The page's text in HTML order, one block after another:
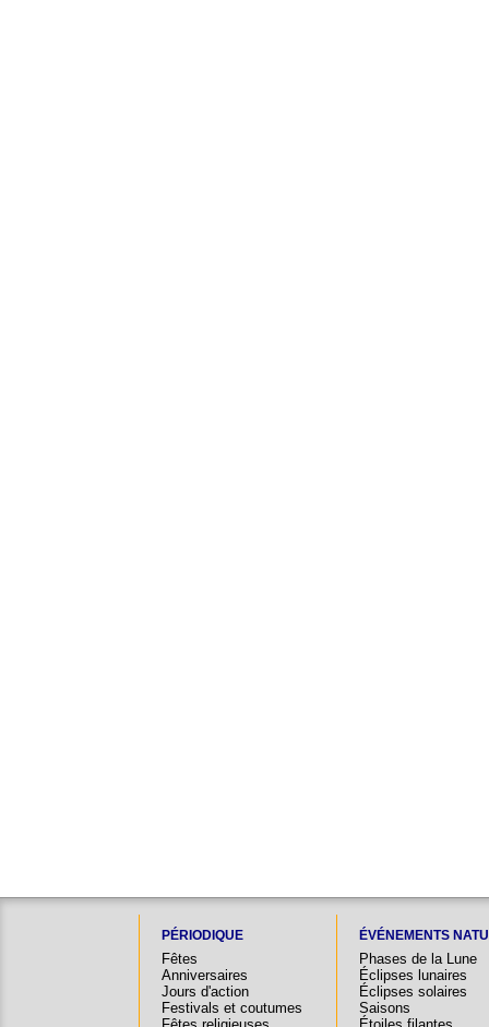
PÉRIODIQUE
Fêtes
Anniversaires
Jours d'action
Festivals et coutumes
ÉVÉNEMENTS
Phases de la Lune
Éclipses lunaires
Éclipses solaires
Saisons